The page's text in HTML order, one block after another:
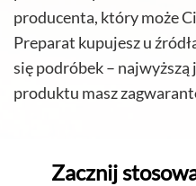
producenta, który może
Preparat kupujesz u
się podróbek –
produktu masz
Zacznij